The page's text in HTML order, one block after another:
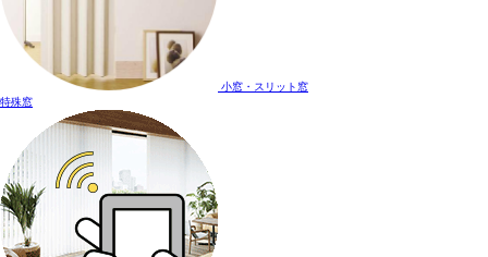
小窓・スリット窓
特殊窓